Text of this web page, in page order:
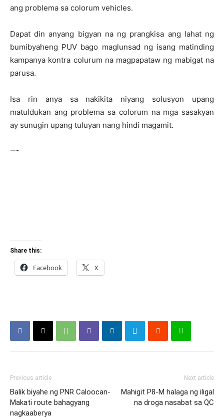
ang problema sa colorum vehicles.
Dapat din anyang bigyan na ng prangkisa ang lahat ng
bumibyaheng PUV bago maglunsad ng isang matinding
kampanya kontra colurum na magpapataw ng mabigat na
parusa.
Isa rin anya sa nakikita niyang solusyon upang
matuldukan ang problema sa colorum na mga sasakyan
ay sunugin upang tuluyan nang hindi magamit.
—-
Share this:
Facebook X
Previous article
Balik biyahe ng PNR Caloocan-
Makati route bahagyang
nagkaaberya
Next article
Mahigit P8-M halaga ng iligal
na droga nasabat sa QC